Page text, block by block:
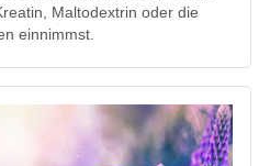
Maltodextrin oder die
einnimmst.